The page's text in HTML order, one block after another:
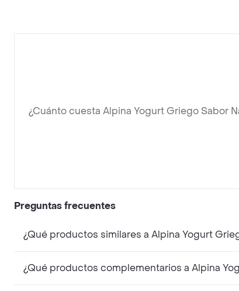
¿Cuánto cuesta Alpina Yogurt Griego Sabor
Preguntas frecuentes
¿Qué productos similares a Alpina Yogurt
¿Qué productos complementarios a Alpina